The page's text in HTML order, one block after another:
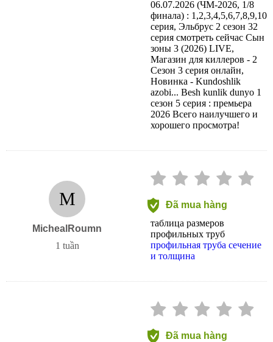
06.07.2026 (ЧМ-2026, 1/8
финала) : 1,2,3,4,5,6,7,8,9,10
серия, Эльбрус 2 сезон 32
серия смотреть сейчас Сын
зоны 3 (2026) LIVE,
Магазин для киллеров - 2
Сезон 3 серия онлайн,
Новинка - Kundoshlik
azobi... Besh kunlik dunyo 1
сезон 5 серия : премьера
2026 Всего наилучшего и
хорошего просмотра!
M
MichealRoumn
1 tuần
Đã mua hàng
таблица размеров
профильных труб
профильная труба сечение
и толщина
Đã mua hàng